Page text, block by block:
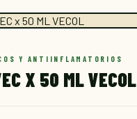
Y ANTIINFLAMATORIOS
X 50 ML VECOL